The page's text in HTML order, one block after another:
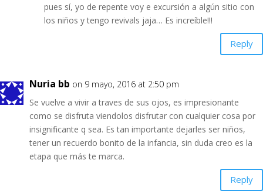
pues sí, yo de repente voy e excursión a algún sitio con
los niños y tengo revivals jaja… Es increíble!!!
Reply
Nuria bb on 9 mayo, 2016 at 2:50 pm
Se vuelve a vivir a traves de sus ojos, es impresionante
como se disfruta viendolos disfrutar con cualquier cosa por
insignificante q sea. Es tan importante dejarles ser niños,
tener un recuerdo bonito de la infancia, sin duda creo es la
etapa que más te marca.
Reply